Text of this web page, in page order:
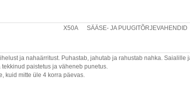
kandmiseks pihustada käele või salvrätikule ja määrida
X50A SÄÄSE- JA PUUGITÕRJEVAHENDID
ja nahaärritust. Puhastab, jahutab ja rahustab nahka. Saialille
paistetus ja väheneb punetus.
kuid mitte üle 4 korra päevas.